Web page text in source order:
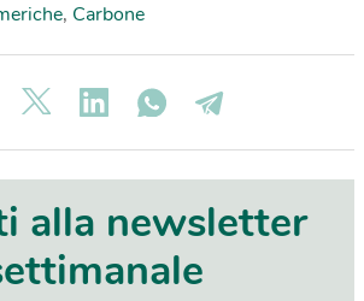
, Carbone
alla newsletter